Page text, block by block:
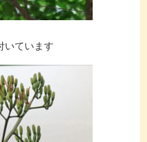
いています